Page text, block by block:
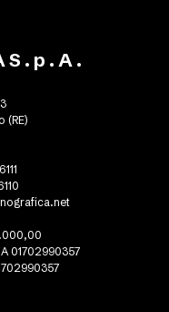
. p . A .
(RE)
01702990357